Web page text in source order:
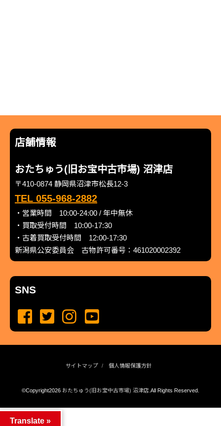
店舗情報
おたちゅう(旧お宝中古市場) 沼津店
〒410-0874 静岡県沼津市松長12-3
TEL 055-968-2882
・営業時間 10:00-24:00 / 年中無休
・買取受付時間 10:00-17:30
・古着買取受付時間 12:00-17:30
新潟県公安委員会 古物許可番号：461020002392
SNS
サイトマップ 個人情報保護方針
©Copyright2026 おたちゅう(旧お宝中古市場) 沼津店.All Rights Reserved.
Translate »